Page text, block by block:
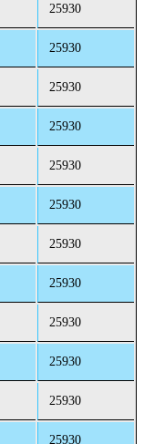
25930
25930
25930
25930
25930
25930
25930
25930
25930
25930
25930
25930